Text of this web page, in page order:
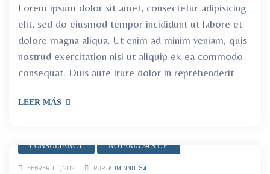
Lorem ipsum dolor sit amet, consectetur adipisicing
elit, sed do eiusmod tempor incididunt ut labore et
dolore magna aliqua. Ut enim ad minim veniam, quis
nostrud exercitation nisi ut aliquip ex ea commodo
consequat. Duis aute irure dolor in reprehenderit
LEER MÁS
CONSULTANCY NOTARIA 34 S.L.P.
FEBRERO 1, 2021 POR ADMINNOT34